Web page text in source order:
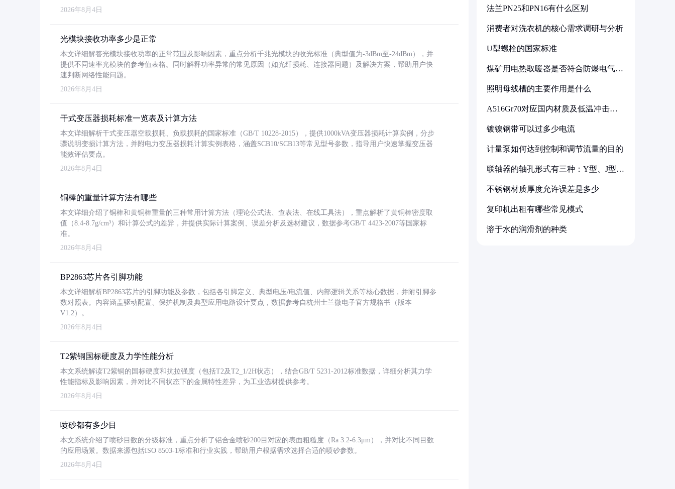
2026年8月4日
光模块接收功率多少是正常
本文详细解答光模块接收功率的正常范围及影响因素，重点分析千兆光模块的收光标准（典型值为-3dBm至-24dBm），并
提供不同速率光模块的参考值表格。同时解释功率异常的常见原因（如光纤损耗、连接器问题）及解决方案，帮助用户快
速判断网络性能问题。
2026年8月4日
干式变压器损耗标准一览表及计算方法
本文详细解析干式变压器空载损耗、负载损耗的国家标准（GB/T 10228-2015），提供1000kVA变压器损耗计算实例，分步
骤说明变损计算方法，并附电力变压器损耗计算实例表格，涵盖SCB10/SCB13等常见型号参数，指导用户快速掌握变压器
能效评估要点。
2026年8月4日
铜棒的重量计算方法有哪些
本文详细介绍了铜棒和黄铜棒重量的三种常用计算方法（理论公式法、查表法、在线工具法），重点解析了黄铜棒密度取
值（8.4-8.7g/cm³）和计算公式的差异，并提供实际计算案例、误差分析及选材建议，数据参考GB/T 4423-2007等国家标
准。
2026年8月4日
BP2863芯片各引脚功能
本文详细解析BP2863芯片的引脚功能及参数，包括各引脚定义、典型电压/电流值、内部逻辑关系等核心数据，并附引脚参
数对照表。内容涵盖驱动配置、保护机制及典型应用电路设计要点，数据参考自杭州士兰微电子官方规格书（版本
V1.2）。
2026年8月4日
T2紫铜国标硬度及力学性能分析
本文系统解读T2紫铜的国标硬度和抗拉强度（包括T2及T2_1/2H状态），结合GB/T 5231-2012标准数据，详细分析其力学
性能指标及影响因素，并对比不同状态下的金属特性差异，为工业选材提供参考。
2026年8月4日
喷砂都有多少目
本文系统介绍了喷砂目数的分级标准，重点分析了铝合金喷砂200目对应的表面粗糙度（Ra 3.2-6.3μm），并对比不同目数
的应用场景。数据来源包括ISO 8503-1标准和行业实践，帮助用户根据需求选择合适的喷砂参数。
2026年8月4日
法兰PN25和PN16有什么区别
消费者对洗衣机的核心需求调研与分析
U型螺栓的国家标准
煤矿用电热取暖器是否符合防爆电气设
照明母线槽的主要作用是什么
A516Gr70对应国内材质及低温冲击要
镀镍钢带可以过多少电流
计量泵如何达到控制和调节流量的目的
联轴器的轴孔形式有三种：Y型、J型、
不锈钢材质厚度允许误差是多少
复印机出租有哪些常见模式
溶于水的润滑剂的种类